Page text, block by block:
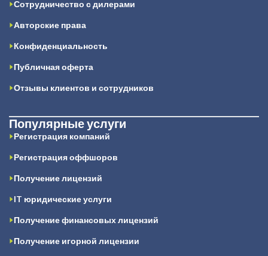
Сотрудничество с дилерами
Авторские права
Конфиденциальность
Публичная оферта
Отзывы клиентов и сотрудников
Популярные услуги
Регистрация компаний
Регистрация оффшоров
Получение лицензий
IT юридические услуги
Получение финансовых лицензий
Получение игорной лицензии